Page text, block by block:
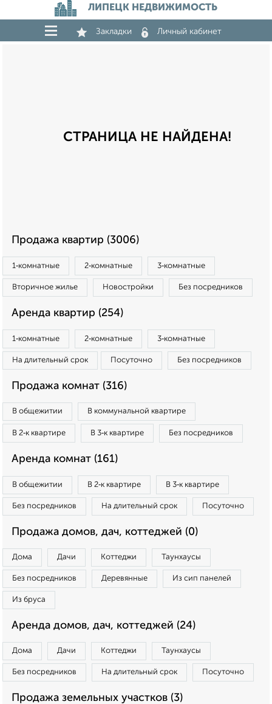
ЛИПЕЦК НЕДВИЖИМОСТЬ
Закладки Личный кабинет
СТРАНИЦА НЕ НАЙДЕНА!
Продажа квартир (3006)
1‑комнатные 2‑комнатные 3‑комнатные
Вторичное жилье Новостройки Без посредников
Аренда квартир (254)
1‑комнатные 2‑комнатные 3‑комнатные
На длительный срок Посуточно Без посредников
Продажа комнат (316)
В общежитии В коммунальной квартире
В 2‑к квартире В 3‑к квартире Без посредников
Аренда комнат (161)
В общежитии В 2‑к квартире В 3‑к квартире
Без посредников На длительный срок Посуточно
Продажа домов, дач, коттеджей (0)
Дома Дачи Коттеджи Таунхаусы
Без посредников Деревянные Из сип панелей
Из бруса
Аренда домов, дач, коттеджей (24)
Дома Дачи Коттеджи Таунхаусы
Без посредников На длительный срок Посуточно
Продажа земельных участков (3)